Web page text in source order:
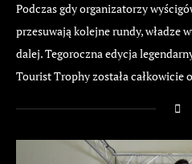
Podczas gdy organizatorzy
przesuwają kolejne rundy, władze
dalej. Tegoroczna edycja
Tourist Trophy została całkowicie